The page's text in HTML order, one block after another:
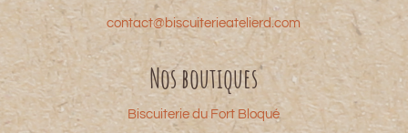
contact@biscuiterieatelierd.com
Nos boutiques
Biscuiterie du Fort Bloqué